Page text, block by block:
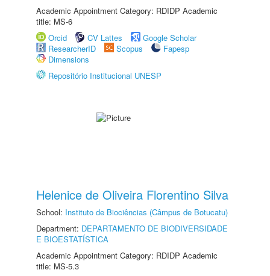
Academic Appointment Category: RDIDP Academic
title: MS-6
Orcid
CV Lattes
Google Scholar
ResearcherID
Scopus
Fapesp
Dimensions
Repositório Institucional UNESP
Helenice de Oliveira Florentino Silva
School: Instituto de Biociências (Câmpus de Botucatu)
Department: DEPARTAMENTO DE BIODIVERSIDADE
E BIOESTATÍSTICA
Academic Appointment Category: RDIDP Academic
title: MS-5.3